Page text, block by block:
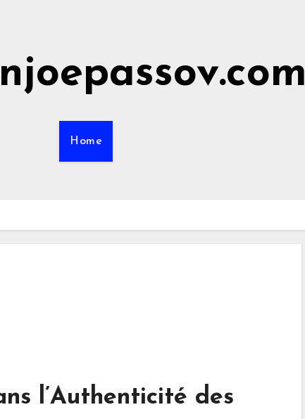
Home
l’Authenticité des